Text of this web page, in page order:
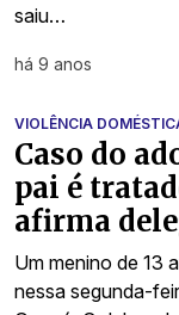
saiu…
há 9 anos
VIOLÊNCIA
Caso do
pai é
afirma
Um menino de 13
nessa segunda-